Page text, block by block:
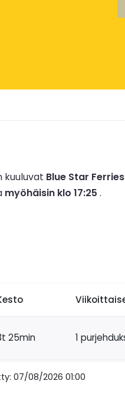
kuuluvat Blue Star Ferries
myöhäisin klo 17:25 .
25min 1
07/08/2026 01:00